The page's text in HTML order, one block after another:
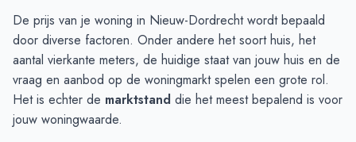
€ 421.100
September
€ 519.800
€ 408.500
Oktober
€ 499.000
€ 507.083
€ 492.333
€ 557.000
December
€ 305.000
€ 483.812
Januari
€ 312.375
De prijs van je woning in Nieuw-Dordrecht wordt bepaald
door diverse factoren. Onder andere het soort huis, het
aantal vierkante meters, de huidige staat van jouw huis en de
vraag en aanbod op de woningmarkt spelen een grote rol.
Het is echter de marktstand die het meest bepalend is voor
jouw woningwaarde.